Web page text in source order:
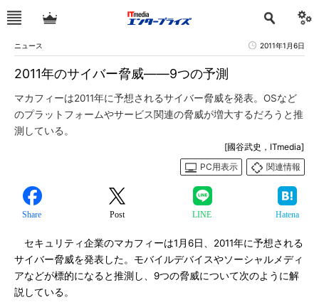
ニュース 2011年1月6日
2011年のサイバー脅威――9つの予測
マカフィーは2011年に予想されるサイバー脅威を発表。OSなど
のプラットフォームやサービス関連の脅威が増大するだろうと推
測している。
[國谷武史，ITmedia]
PC用表示
関連情報
Share Post LINE Hatena
セキュリティ企業のマカフィーは1月6日、2011年に予想される
サイバー脅威を発表した。モバイルデバイスやソーシャルメディ
アなどが標的になると推測し、9つの脅威について次のように解
説している。